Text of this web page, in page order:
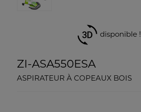
disponible !
ZI-ASA550ESA
ASPIRATEUR À COPEAUX BOIS